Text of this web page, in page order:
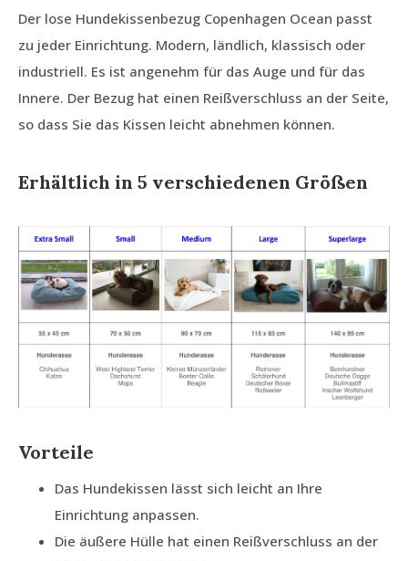
Der lose Hundekissenbezug Copenhagen Ocean passt
zu jeder Einrichtung. Modern, ländlich, klassisch oder
industriell. Es ist angenehm für das Auge und für das
Innere. Der Bezug hat einen Reißverschluss an der Seite,
so dass Sie das Kissen leicht abnehmen können.
Erhältlich in 5 verschiedenen Größen
Vorteile
Das Hundekissen lässt sich leicht an Ihre
Einrichtung anpassen.
Die äußere Hülle hat einen Reißverschluss an der